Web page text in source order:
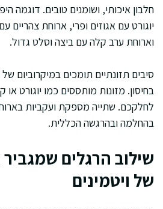
חלבון איכותי, ושומנים טובים. דוגמה
יוגורט עם אגוזים ופרי, ארוחת צהריים
וארוחת ערב קלה עם ביצה וסלט גדול.
סיבים תזונתיים תומכים במיקרוביום
בחיסון. מזונות מותססים כמו יוגורט או
לחלקכם. שתייה מספקת ועקביות
בהחלמה ובהרגשה הכללית.
שילוב הרגלים
של ויטמינים